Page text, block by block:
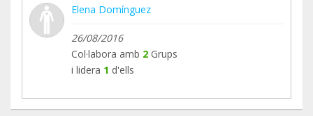
Elena Domínguez
26/08/2016
Col·labora amb 2 Grups
i lidera 1 d'ells